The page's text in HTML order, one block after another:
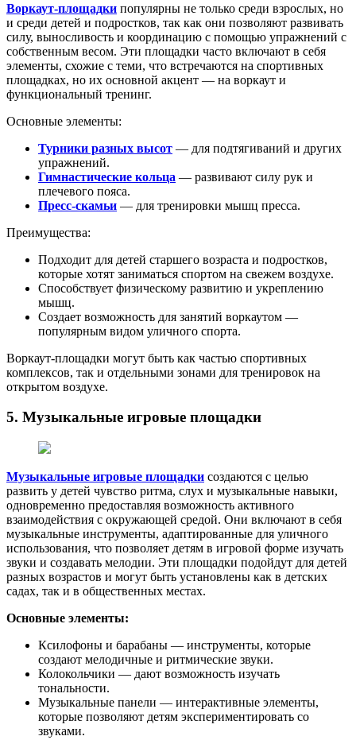
Воркаут-площадки популярны не только среди взрослых, но
и среди детей и подростков, так как они позволяют развивать
силу, выносливость и координацию с помощью упражнений с
собственным весом. Эти площадки часто включают в себя
элементы, схожие с теми, что встречаются на спортивных
площадках, но их основной акцент — на воркаут и
функциональный тренинг.
Основные элементы:
Турники разных высот — для подтягиваний и других
упражнений.
Гимнастические кольца — развивают силу рук и
плечевого пояса.
Пресс-скамьи — для тренировки мышц пресса.
Преимущества:
Подходит для детей старшего возраста и подростков,
которые хотят заниматься спортом на свежем воздухе.
Способствует физическому развитию и укреплению
мышц.
Создает возможность для занятий воркаутом —
популярным видом уличного спорта.
Воркаут-площадки могут быть как частью спортивных
комплексов, так и отдельными зонами для тренировок на
открытом воздухе.
5. Музыкальные игровые площадки
Музыкальные игровые площадки создаются с целью
развить у детей чувство ритма, слух и музыкальные навыки,
одновременно предоставляя возможность активного
взаимодействия с окружающей средой. Они включают в себя
музыкальные инструменты, адаптированные для уличного
использования, что позволяет детям в игровой форме изучать
звуки и создавать мелодии. Эти площадки подойдут для детей
разных возрастов и могут быть установлены как в детских
садах, так и в общественных местах.
Основные элементы:
Ксилофоны и барабаны — инструменты, которые
создают мелодичные и ритмические звуки.
Колокольчики — дают возможность изучать
тональности.
Музыкальные панели — интерактивные элементы,
которые позволяют детям экспериментировать со
звуками.